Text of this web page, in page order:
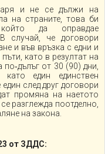
и не се дължи на
на страните, това би
да оправдае
случай, че договори
и във връзка с едни и
като в резултат на
от 30 (90) дни,
един единствен
след друг договори
промяна на наетото
разглежда поотделно,
на закона.
от ЗДДС: